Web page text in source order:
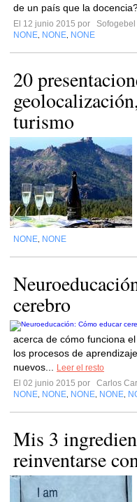
de un país que la
El 12 junio 2015 por
Sofogebel
NONE NONE NONE
20
turismo
NONE NONE
cerebro
acerca de cómo funciona
los procesos de
nuevos...
Leer el resto
El 02 junio 2015 por
Carlos
NONE NONE NONE NONE
Mis 3
reinventarse